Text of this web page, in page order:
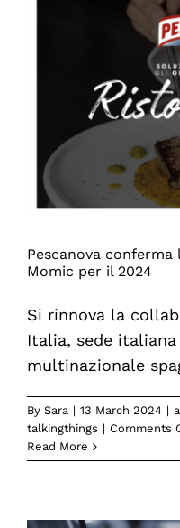
Pescanova
Momic per il 2024
Si rinnova la
Italia, sede italiana
multinazionale
By Sara | 13 March 2024 |
talkingthings | Comments
Read More